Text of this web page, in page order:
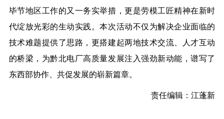
毕节地区工作的又一务实举措，更是劳模工匠精神在新时
代绽放光彩的生动实践。本次活动不仅为解决企业面临的
技术难题提供了思路，更搭建起两地技术交流、人才互动
的桥梁，为黔北电厂高质量发展注入强劲新动能，谱写了
东西部协作、共促发展的崭新篇章。
责任编辑：江蓬新